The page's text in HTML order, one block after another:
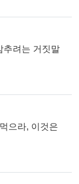
추려는 거짓말
으라, 이것은